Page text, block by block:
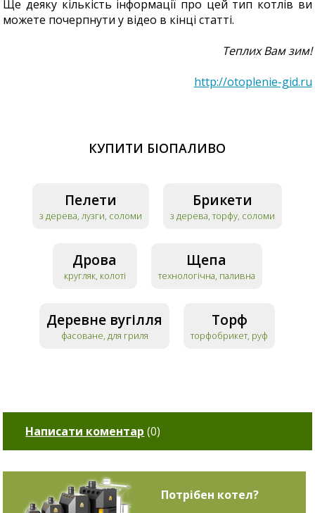
Ще деяку кількість інформації про цей тип котлів ви
можете почерпнути у відео в кінці статті.
Теплих Вам зим!
http://otoplenie-gid.ru
КУПИТИ БІОПАЛИВО
Пелети
з дерева, лузги, соломи
Брикети
з дерева, торфу, соломи
Дрова
кругляк, колоті
Щепа
технологічна, паливна
Деревне вугілля
фасоване, для гриля
Торф
торфобрикет, руф
Написати коментар (0)
Потрібен котел?